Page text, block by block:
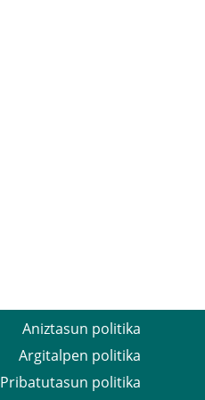
Aniztasun politika
Argitalpen politika
Pribatutasun politika